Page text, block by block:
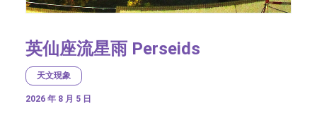
英仙座流星雨 Perseids
天文現象
2026 年 8 月 5 日